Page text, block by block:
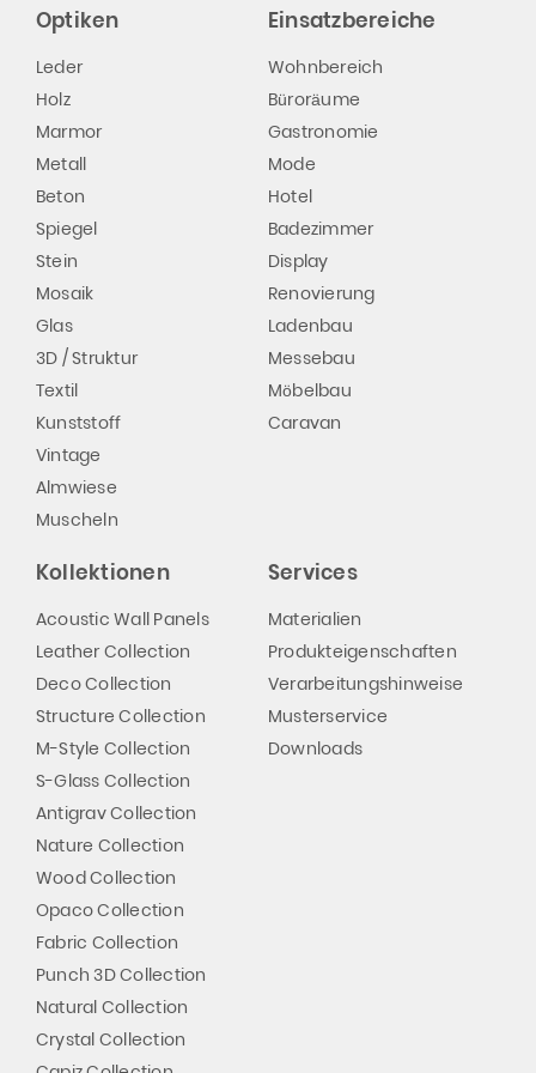
Optiken
Leder
Holz
Marmor
Metall
Beton
Spiegel
Stein
Mosaik
Glas
3D / Struktur
Textil
Kunststoff
Vintage
Almwiese
Muscheln
Einsatzbereiche
Wohnbereich
Büroräume
Gastronomie
Mode
Hotel
Badezimmer
Display
Renovierung
Ladenbau
Messebau
Möbelbau
Caravan
Kollektionen
Acoustic Wall Panels
Leather Collection
Deco Collection
Structure Collection
M-Style Collection
S-Glass Collection
Antigrav Collection
Nature Collection
Wood Collection
Opaco Collection
Fabric Collection
Punch 3D Collection
Natural Collection
Crystal Collection
Services
Materialien
Produkteigenschaften
Verarbeitungshinweise
Musterservice
Downloads